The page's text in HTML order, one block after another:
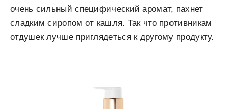
очень сильный специфический аромат, пахнет
сладким сиропом от кашля. Так что противникам
отдушек лучше приглядеться к другому продукту.